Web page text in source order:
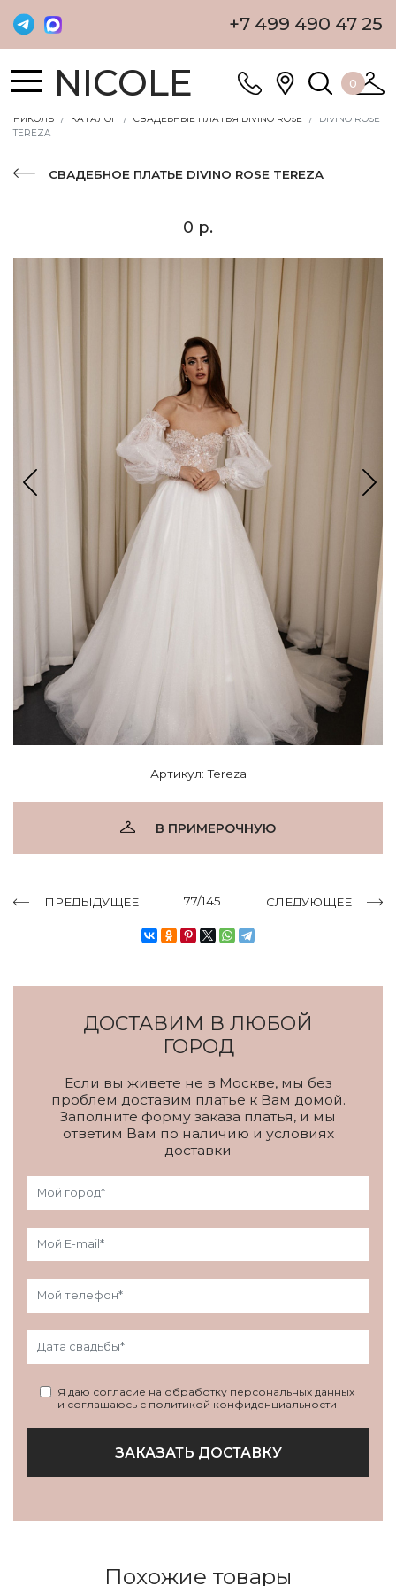
+7 499 490 47 25
NICOLE 0
НИКОЛЬ КАТАЛОГ СВАДЕБНЫЕ ПЛАТЬЯ DIVINO ROSE
DIVINO ROSE
TEREZA
СВАДЕБНОЕ ПЛАТЬЕ DIVINO ROSE TEREZA
0 р.
Артикул: Tereza
В ПРИМЕРОЧНУЮ
ПРЕДЫДУЩЕЕ 77/145 СЛЕДУЮЩЕЕ
ДОСТАВИМ В ЛЮБОЙ
ГОРОД
Если вы живете не в Москве, мы без
проблем доставим платье к Вам домой.
Заполните форму заказа платья, и мы
ответим Вам по наличию и условиях
доставки
Я даю согласие на обработку персональных данных
и соглашаюсь с политикой конфиденциальности
ЗАКАЗАТЬ ДОСТАВКУ
Похожие товары